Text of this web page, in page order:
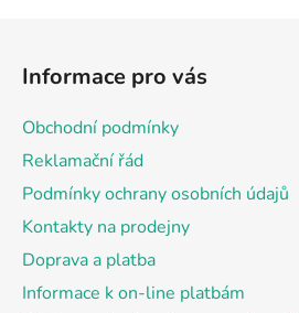
Informace pro vás
Obchodní podmínky
Reklamační řád
Podmínky ochrany osobních údajů
Kontakty na prodejny
Doprava a platba
Informace k on-line platbám